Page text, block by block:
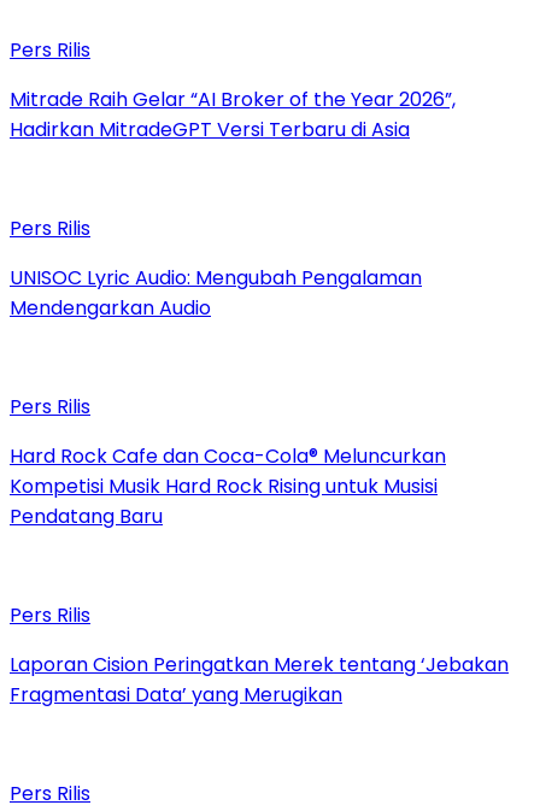
Pers Rilis
Mitrade Raih Gelar “AI Broker of the Year 2026”,
Hadirkan MitradeGPT Versi Terbaru di Asia
Pers Rilis
UNISOC Lyric Audio: Mengubah Pengalaman
Mendengarkan Audio
Pers Rilis
Hard Rock Cafe dan Coca-Cola® Meluncurkan
Kompetisi Musik Hard Rock Rising untuk Musisi
Pendatang Baru
Pers Rilis
Laporan Cision Peringatkan Merek tentang ‘Jebakan
Fragmentasi Data’ yang Merugikan
Pers Rilis